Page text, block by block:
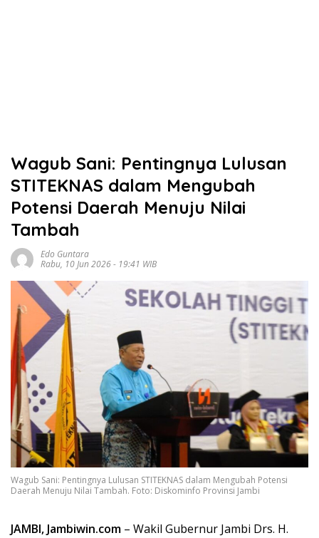
Wagub Sani: Pentingnya Lulusan
STITEKNAS dalam Mengubah
Potensi Daerah Menuju Nilai
Tambah
Edo Guntara
Rabu, 10 Jun 2026 - 19:41 WIB
Wagub Sani: Pentingnya Lulusan STITEKNAS dalam Mengubah Potensi
Daerah Menuju Nilai Tambah. Foto: Diskominfo Provinsi Jambi
JAMBI, Jambiwin.com – Wakil Gubernur Jambi Drs. H.